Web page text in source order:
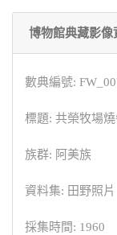
博物館典藏影像
數典編號:
標題: 共榮牧場
族群: 阿美族
資料集: 田野照片
採集時間: 1960